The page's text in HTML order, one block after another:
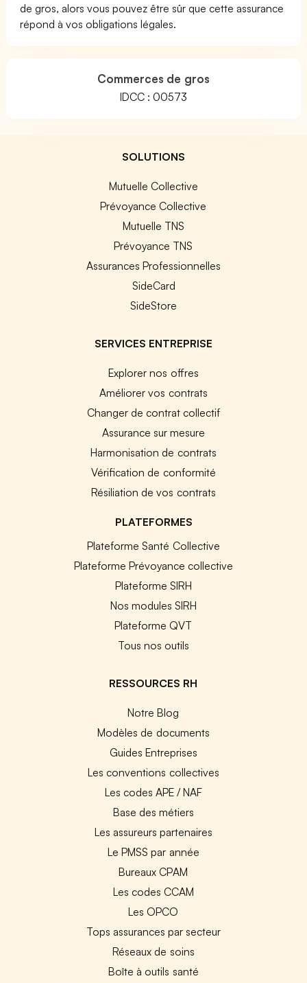
de gros, alors vous pouvez être sûr que cette assurance
répond à vos obligations légales.
Commerces de gros
IDCC : 00573
SOLUTIONS
Mutuelle Collective
Prévoyance Collective
Mutuelle TNS
Prévoyance TNS
Assurances Professionnelles
SideCard
SideStore
SERVICES ENTREPRISE
Explorer nos offres
Améliorer vos contrats
Changer de contrat collectif
Assurance sur mesure
Harmonisation de contrats
Vérification de conformité
Résiliation de vos contrats
PLATEFORMES
Plateforme Santé Collective
Plateforme Prévoyance collective
Plateforme SIRH
Nos modules SIRH
Plateforme QVT
Tous nos outils
RESSOURCES RH
Notre Blog
Modèles de documents
Guides Entreprises
Les conventions collectives
Les codes APE / NAF
Base des métiers
Les assureurs partenaires
Le PMSS par année
Bureaux CPAM
Les codes CCAM
Les OPCO
Tops assurances par secteur
Réseaux de soins
Boîte à outils santé